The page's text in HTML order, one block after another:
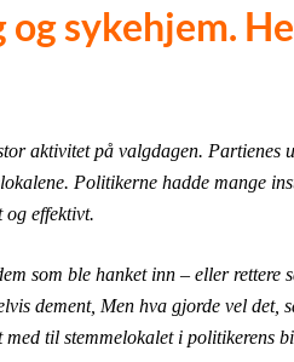
sykehjem.
aktivitet på valgdagen. Partienes
Politikerne hadde mange
og effektivt.
som ble hanket inn – eller
dement, Men hva gjorde vel det,
med til stemmelokalet i politikerens